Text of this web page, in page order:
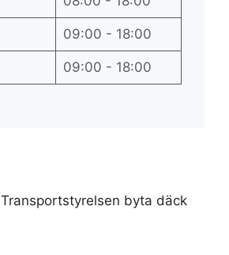
09:00 - 18:00
09:00 - 18:00
Transportstyrelsen byta däck